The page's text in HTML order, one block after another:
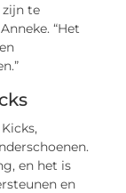
zijn te
“Het
en het is
en